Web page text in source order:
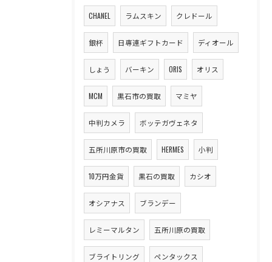
CHANEL ラムスキン クレドール
銀杯 日専連ギフトカード ディオール
しょう バーキン ORIS オリス
MCM 黒石市の買取 マミヤ
中判カメラ ボッテガヴェネタ
五所川原市の買取 HERMES 小判
10万円金貨 黒石の買取 カシオ
オシアナス ブランデー
レミーマルタン 五所川原の買取
ブライトリング ペンタックス